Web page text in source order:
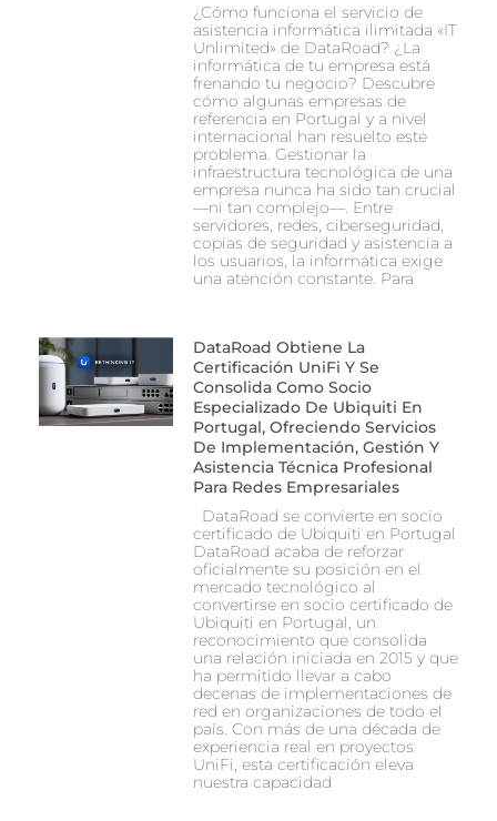
¿Cómo funciona el servicio de
asistencia informática ilimitada «IT
Unlimited» de DataRoad? ¿La
informática de tu empresa está
frenando tu negocio? Descubre
cómo algunas empresas de
referencia en Portugal y a nivel
internacional han resuelto este
problema. Gestionar la
infraestructura tecnológica de una
empresa nunca ha sido tan crucial
—ni tan complejo—. Entre
servidores, redes, ciberseguridad,
copias de seguridad y asistencia a
los usuarios, la informática exige
una atención constante. Para
DataRoad Obtiene La
Certificación UniFi Y Se
Consolida Como Socio
Especializado De Ubiquiti En
Portugal, Ofreciendo Servicios
De Implementación, Gestión Y
Asistencia Técnica Profesional
Para Redes Empresariales
DataRoad se convierte en socio
certificado de Ubiquiti en Portugal
DataRoad acaba de reforzar
oficialmente su posición en el
mercado tecnológico al
convertirse en socio certificado de
Ubiquiti en Portugal, un
reconocimiento que consolida
una relación iniciada en 2015 y que
ha permitido llevar a cabo
decenas de implementaciones de
red en organizaciones de todo el
país. Con más de una década de
experiencia real en proyectos
UniFi, esta certificación eleva
nuestra capacidad